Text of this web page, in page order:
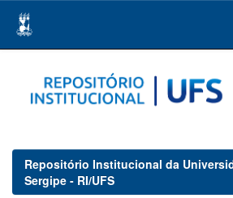
navigation
Repositório Institucional da
Sergipe - RI/UFS